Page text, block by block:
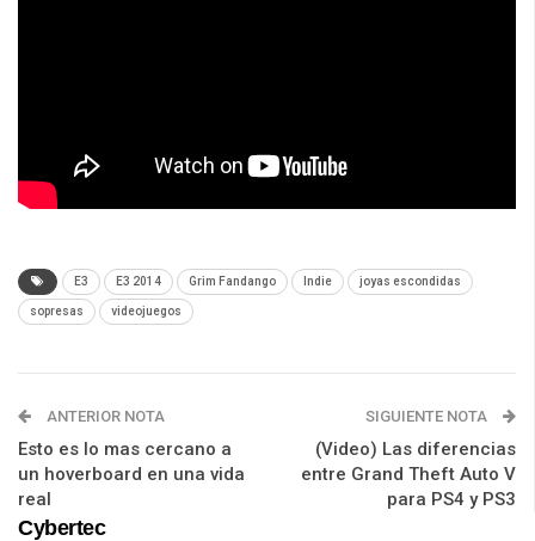
E3 E3 2014 Grim Fandango Indie joyas escondidas
sopresas videojuegos
ANTERIOR NOTA
Esto es lo mas cercano a
un hoverboard en una vida
real
SIGUIENTE NOTA
(Video) Las diferencias
entre Grand Theft Auto V
para PS4 y PS3
Cybertec